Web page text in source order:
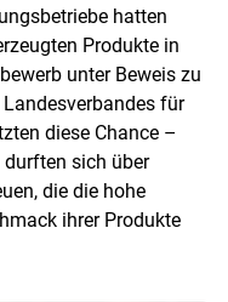
hatten
Produkte in
unter Beweis zu
für
diese Chance –
sich über
die die hohe
ihrer Produkte